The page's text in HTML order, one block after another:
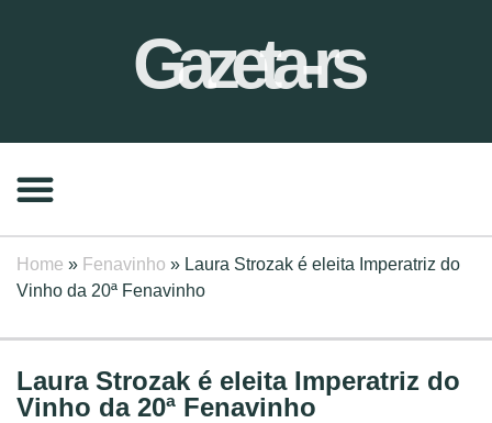
Gazeta-rs
Home » Fenavinho » Laura Strozak é eleita Imperatriz do
Vinho da 20ª Fenavinho
Laura Strozak é eleita Imperatriz do
Vinho da 20ª Fenavinho